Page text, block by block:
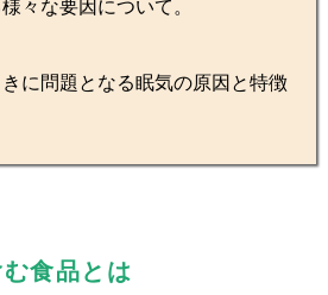
々な要因について。
に問題となる眠気の原因と特徴
食品とは